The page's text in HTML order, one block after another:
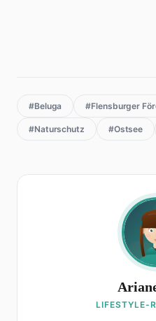
#Beluga #Flensburger
#Naturschutz #Ostsee
LIFESTYLE-